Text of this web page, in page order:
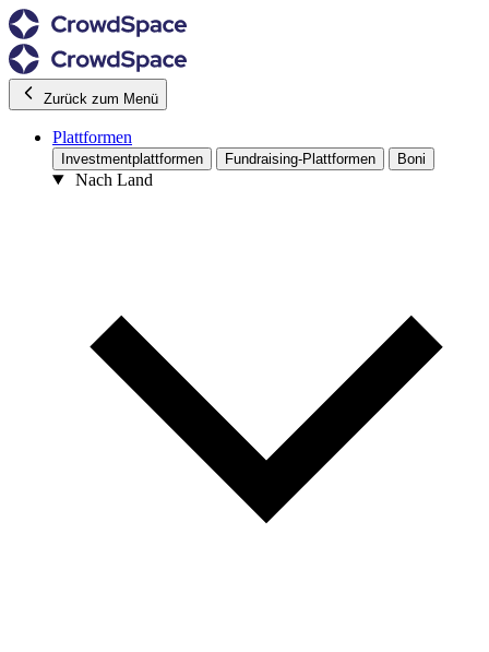
Zurück zum Menü
Plattformen
Investmentplattformen Fundraising-Plattformen Boni
Nach Land